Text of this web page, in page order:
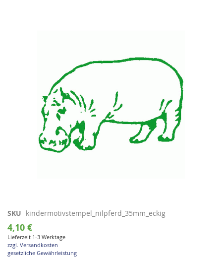
Zum
Anfang
der
Bildgalerie
springen
SKU kindermotivstempel_nilpferd_35mm_eckig
4,10 €
Lieferzeit 1-3 Werktage
zzgl. Versandkosten
gesetzliche Gewährleistung